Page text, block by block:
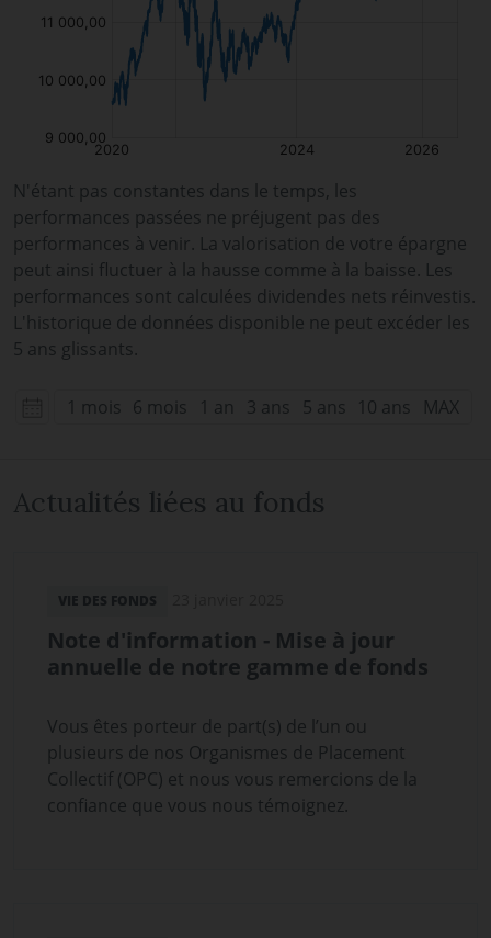
N'étant pas constantes dans le temps, les
performances passées ne préjugent pas des
performances à venir. La valorisation de votre épargne
peut ainsi fluctuer à la hausse comme à la baisse. Les
performances sont calculées dividendes nets réinvestis.
L'historique de données disponible ne peut excéder les
5 ans glissants.
1 mois 6 mois 1 an 3 ans 5 ans 10 ans MAX
Actualités liées au fonds
VIE DES FONDS
Note d'information - Mise à jour
annuelle de notre gamme de fonds
Vous êtes porteur de part(s) de l’un ou
plusieurs de nos Organismes de Placement
Collectif (OPC) et nous vous remercions de la
confiance que vous nous témoignez.